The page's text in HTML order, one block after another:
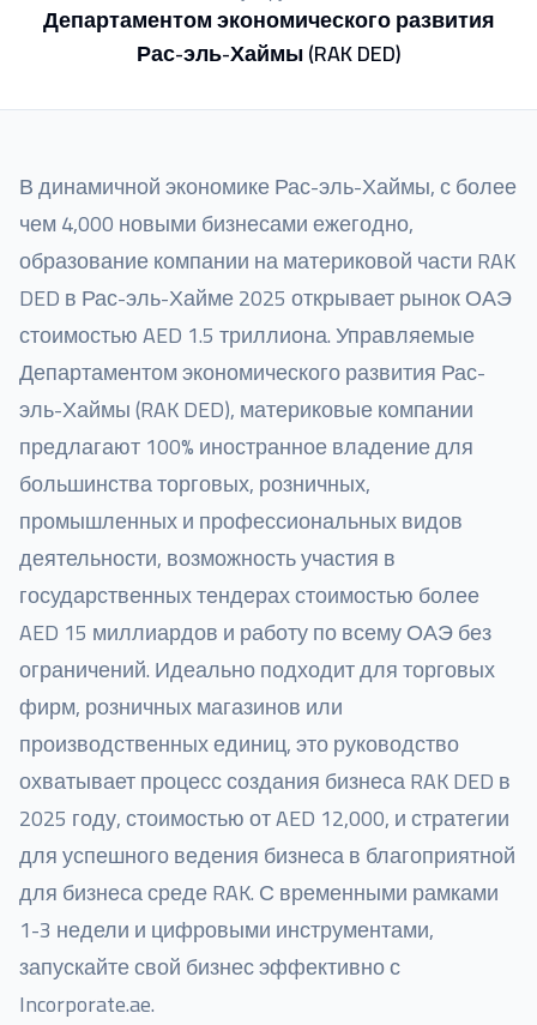
Департаментом экономического развития
Рас-эль-Хаймы (RAK DED)
В динамичной экономике Рас-эль-Хаймы, с более
чем 4,000 новыми бизнесами ежегодно,
образование компании на материковой части RAK
DED в Рас-эль-Хайме 2025 открывает рынок ОАЭ
стоимостью AED 1.5 триллиона. Управляемые
Департаментом экономического развития Рас-
эль-Хаймы (RAK DED), материковые компании
предлагают 100% иностранное владение для
большинства торговых, розничных,
промышленных и профессиональных видов
деятельности, возможность участия в
государственных тендерах стоимостью более
AED 15 миллиардов и работу по всему ОАЭ без
ограничений. Идеально подходит для торговых
фирм, розничных магазинов или
производственных единиц, это руководство
охватывает процесс создания бизнеса RAK DED в
2025 году, стоимостью от AED 12,000, и стратегии
для успешного ведения бизнеса в благоприятной
для бизнеса среде RAK. С временными рамками
1-3 недели и цифровыми инструментами,
запускайте свой бизнес эффективно с
Incorporate.ae.